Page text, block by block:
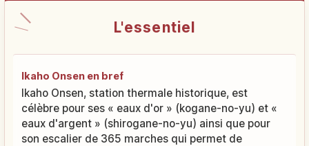
L'essentiel
Ikaho Onsen en bref
Ikaho Onsen, station thermale historique, est
célèbre pour ses « eaux d'or » (kogane-no-yu) et «
eaux d'argent » (shirogane-no-yu) ainsi que pour
son escalier de 365 marches qui permet de